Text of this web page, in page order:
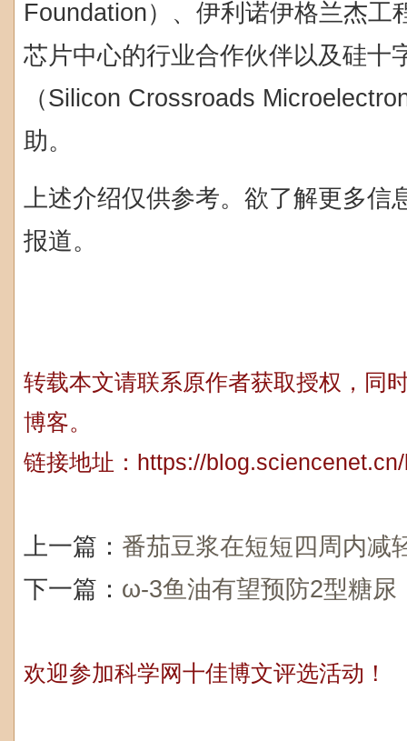
Foundation）、伊利诺伊格兰杰工
芯片中心的行业合作伙伴以及硅十
（Silicon Crossroads
助。
上述介绍仅供参考。欲了解更多信
报道。
转载本文请联系原作者获取授权，同
博客。
链接地址： https://
上一篇： 番茄豆浆在短短四周内减
下一篇： ω-3鱼油有望预防2型糖尿
欢迎参加科学网十佳博文评选活动！